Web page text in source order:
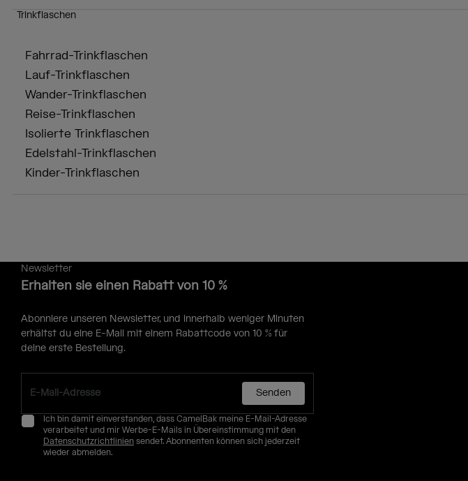
Trinkflaschen
Fahrrad-Trinkflaschen
Lauf-Trinkflaschen
Wander-Trinkflaschen
Reise-Trinkflaschen
Isolierte Trinkflaschen
Edelstahl-Trinkflaschen
Kinder-Trinkflaschen
Newsletter
Erhalten sie einen Rabatt von 10 %
Abonniere unseren Newsletter, und innerhalb weniger Minuten
erhältst du eine E-Mail mit einem Rabattcode von 10 % für
deine erste Bestellung.
Senden
Ich bin damit einverstanden, dass CamelBak meine E-Mail-Adresse
verarbeitet und mir Werbe-E-Mails in Übereinstimmung mit den
Datenschutzrichtlinien sendet. Abonnenten können sich jederzeit
wieder abmelden.